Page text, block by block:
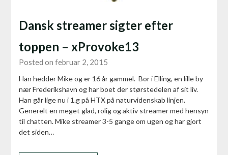
Dansk streamer sigter efter
toppen – xProvoke13
Posted on februar 2, 2015
Han hedder Mike og er 16 år gammel. Bor i Elling, en lille by
nær Frederikshavn og har boet der størstedelen af sit liv.
Han går lige nu i 1.g på HTX på naturvidenskab linjen.
Generelt en meget glad, rolig og aktiv streamer med hensyn
til chatten. Mike streamer 3-5 gange om ugen og har gjort
det siden…